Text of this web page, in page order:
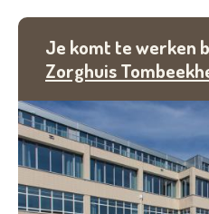
Je komt te werken
Zorghuis